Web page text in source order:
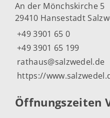
An der Mönchskirche 5
29410 Hansestadt
+49 3901 65 0
+49 3901 65 199
rathaus@salzwedel.de
https://
Öffnungszeiten